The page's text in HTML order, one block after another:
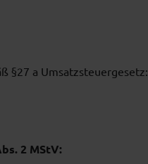
§27 a Umsatzsteuergesetz:
2 MStV: